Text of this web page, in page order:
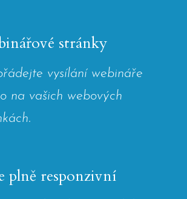
stránky
vysílání webináře
na vašich webových
plně responzivní